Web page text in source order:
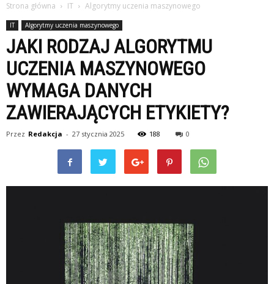
Strona główna IT Algorytmy uczenia maszynowego
IT Algorytmy uczenia maszynowego
JAKI RODZAJ ALGORYTMU
UCZENIA MASZYNOWEGO
WYMAGA DANYCH
ZAWIERAJĄCYCH ETYKIETY?
Przez Redakcja - 27 stycznia 2025 188 0